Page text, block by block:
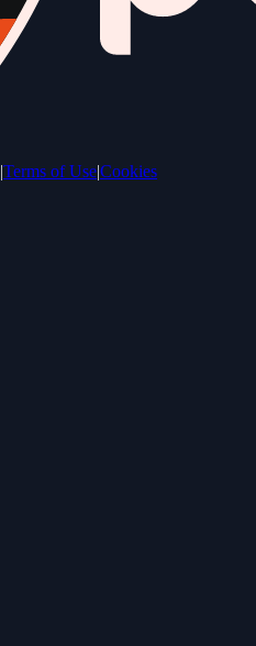
|Terms of Use|Cookies